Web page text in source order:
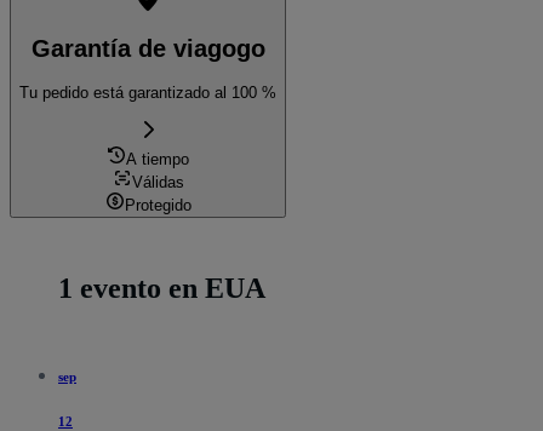
Garantía de viagogo
Tu pedido está garantizado al 100 %
A tiempo
Válidas
Protegido
1 evento en EUA
sep
12